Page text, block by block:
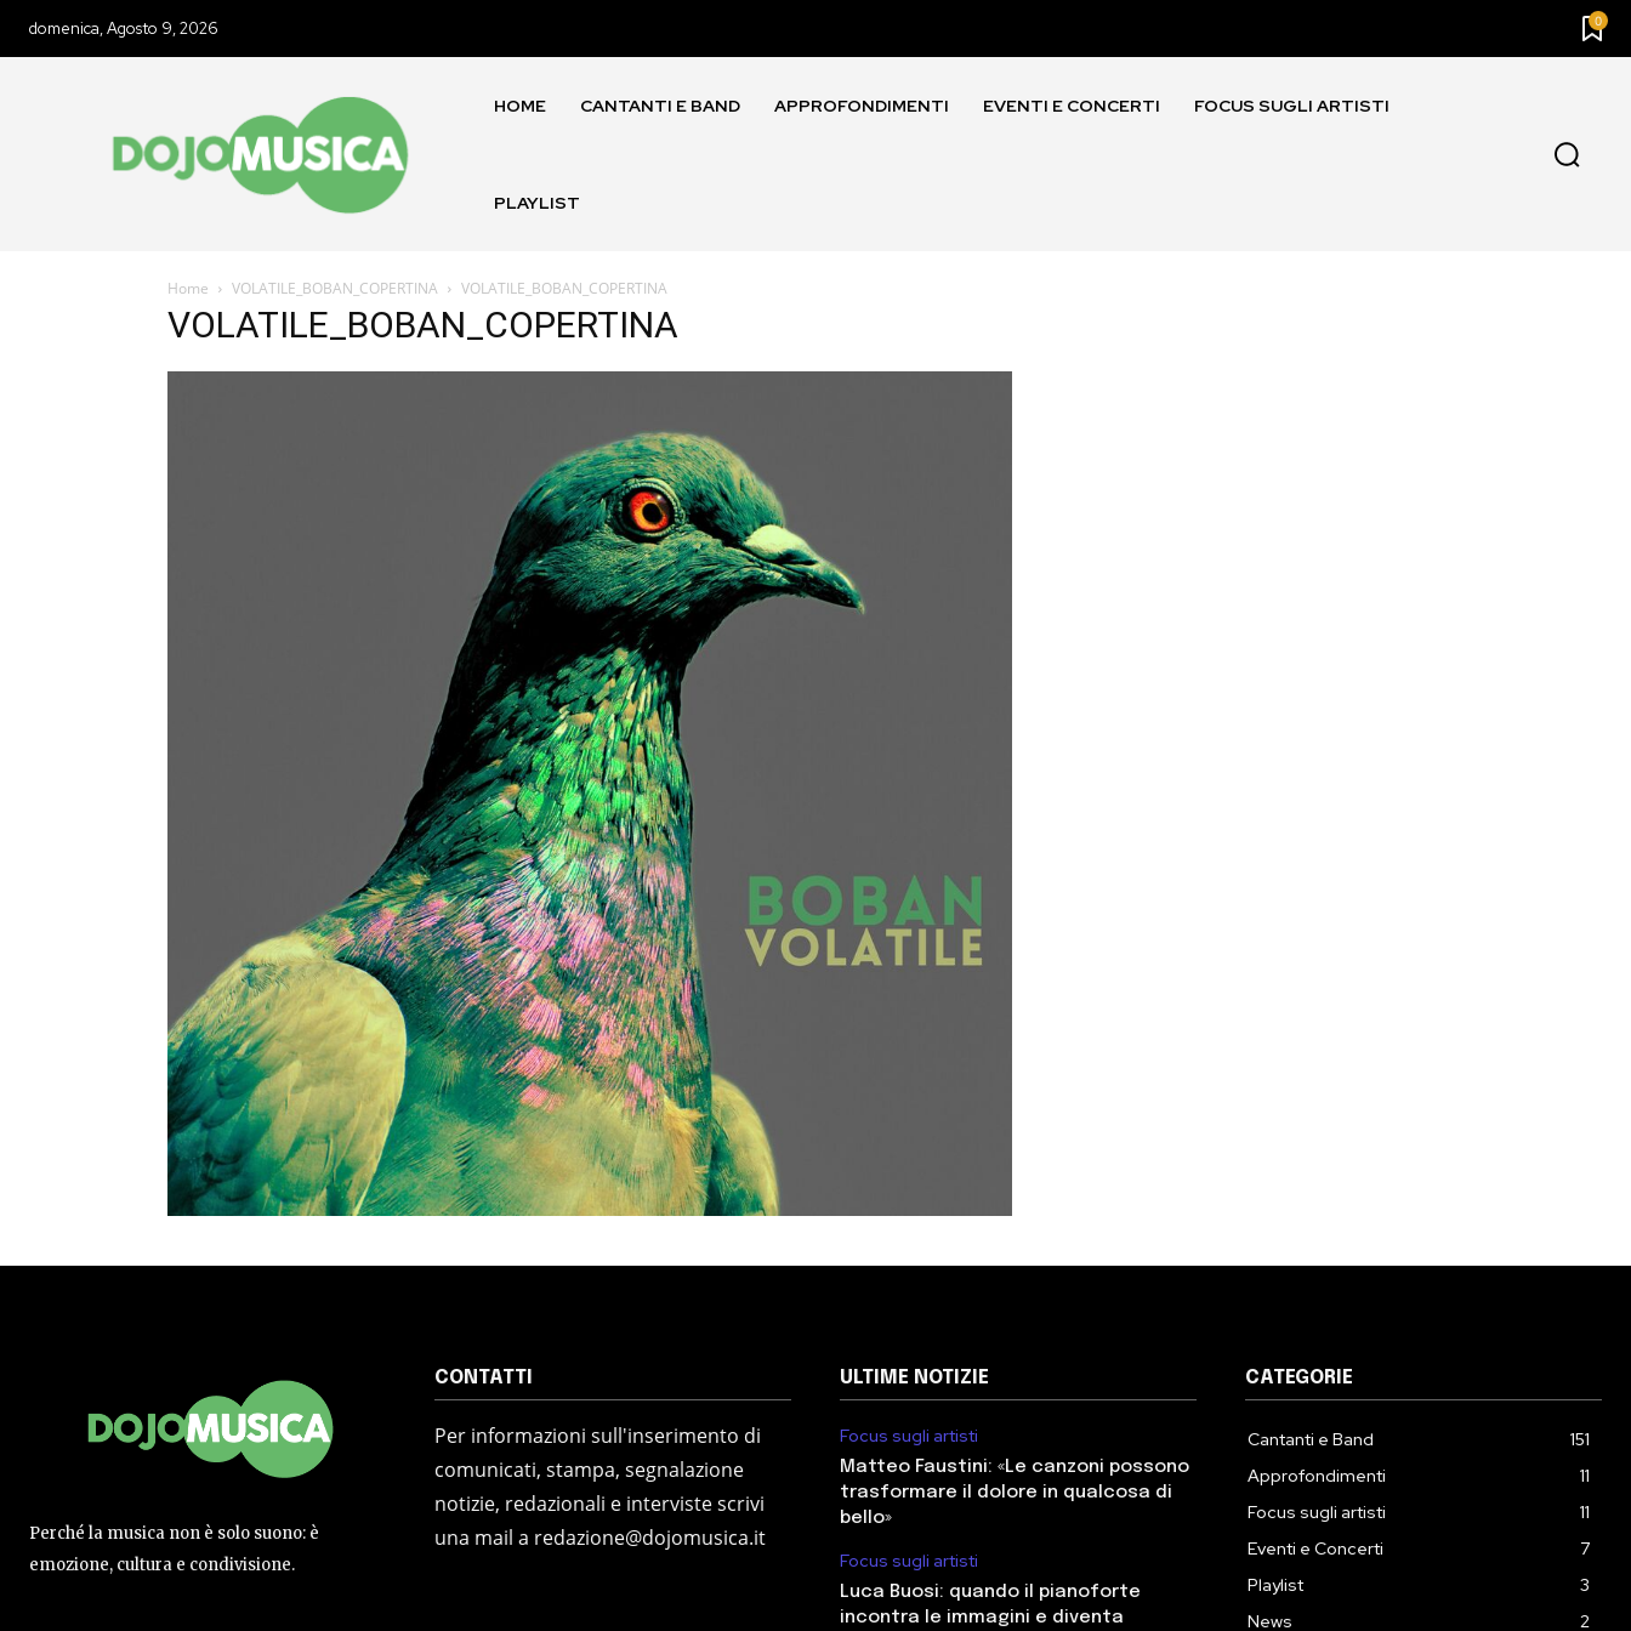
domenica, Agosto 9, 2026 0
HOME CANTANTI E BAND APPROFONDIMENTI EVENTI E CONCERTI FOCUS SUGLI ARTISTI
PLAYLIST
Home VOLATILE_BOBAN_COPERTINA VOLATILE_BOBAN_COPERTINA
VOLATILE_BOBAN_COPERTINA
Perché la musica non è solo suono: è
emozione, cultura e condivisione.
CONTATTI
Per informazioni sull'inserimento di
comunicati, stampa, segnalazione
notizie, redazionali e interviste scrivi
una mail a redazione@dojomusica.it
ULTIME NOTIZIE
Focus sugli artisti
Matteo Faustini: «Le canzoni possono
trasformare il dolore in qualcosa di
bello»
Focus sugli artisti
Luca Buosi: quando il pianoforte
incontra le immagini e diventa
CATEGORIE
Cantanti e Band
151
Approfondimenti
11
Focus sugli artisti
11
Eventi e Concerti
7
Playlist
3
News
2